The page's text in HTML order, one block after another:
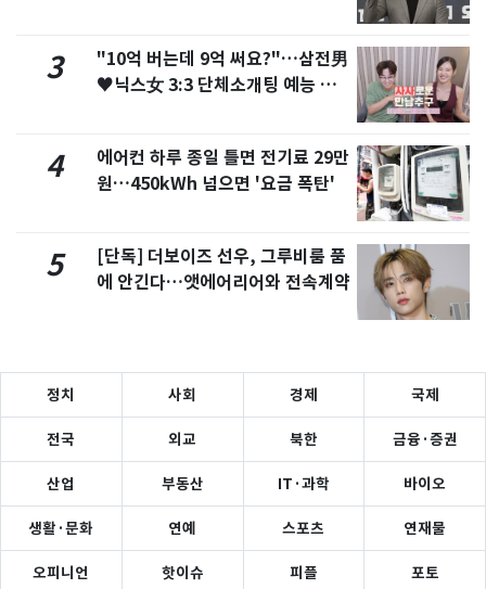
3
"10억 버는데 9억 써요?"…삼전男
♥닉스女 3:3 단체소개팅 예능 화
4
에어컨 하루 종일 틀면 전기료 29만
원…450kWh 넘으면 '요금 폭탄'
5
[단독] 더보이즈 선우, 그루비룸 품
에 안긴다…앳에어리어와 전속계약
정치 사회 경제 국제
전국 외교 북한 금융·증권
산업 부동산 IT·과학 바이오
생활·문화 연예 스포츠 연재물
오피니언 핫이슈 피플 포토